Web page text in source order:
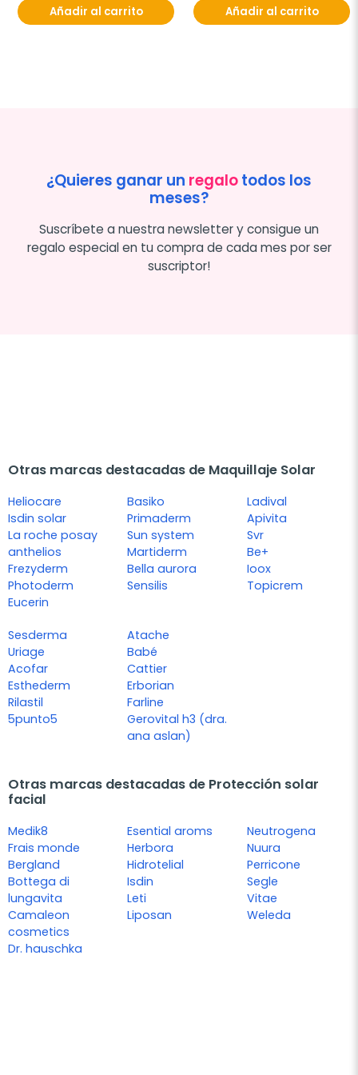
Añadir al carrito Añadir al carrito
¿Quieres ganar un regalotodos los
meses?
Suscríbete a nuestra newsletter y consigue un
regalo especial en tu compra de cada mes por ser
suscriptor!
Otras marcas destacadas de Maquillaje Solar
Heliocare
Isdin solar
La roche posay
anthelios
Frezyderm
Photoderm
Eucerin
Basiko
Primaderm
Sun system
Martiderm
Bella aurora
Sensilis
Ladival
Apivita
Svr
Be+
Ioox
Topicrem
Sesderma
Uriage
Acofar
Esthederm
Rilastil
5punto5
Atache
Babé
Cattier
Erborian
Farline
Gerovital h3 (dra.
ana aslan)
Otras marcas destacadas de Protección solar
facial
Medik8
Frais monde
Bergland
Bottega di
lungavita
Camaleon
cosmetics
Dr. hauschka
Esential aroms
Herbora
Hidrotelial
Isdin
Leti
Liposan
Neutrogena
Nuura
Perricone
Segle
Vitae
Weleda